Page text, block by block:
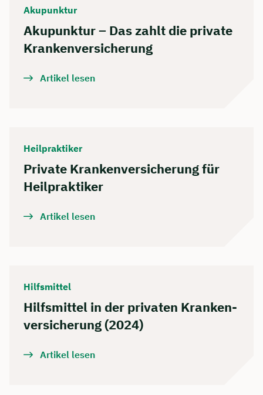
Akupunktur
Akupunktur – Das zahlt die private
Kranken­versicherung
Artikel lesen
Heilpraktiker
Private Krankenversicherung für
Heilpraktiker
Artikel lesen
Hilfsmittel
Hilfsmittel in der privaten Kranken­
versicherung (2024)
Artikel lesen